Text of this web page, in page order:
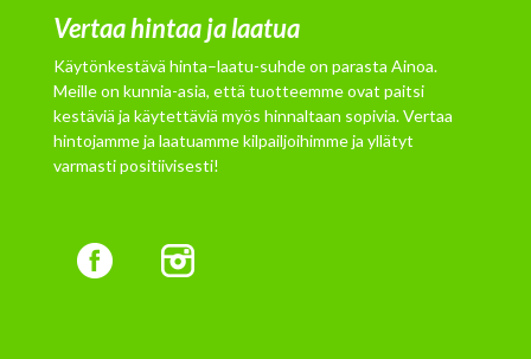
Vertaa hintaa ja laatua
Käytönkestävä hinta–laatu-suhde on parasta Ainoa.
Meille on kunnia-asia, että tuotteemme ovat paitsi
kestäviä ja käytettäviä myös hinnaltaan sopivia. Vertaa
hintojamme ja laatuamme kilpailjoihimme ja yllätyt
varmasti positiivisesti!